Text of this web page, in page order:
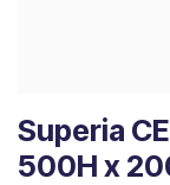
Superia
500H x